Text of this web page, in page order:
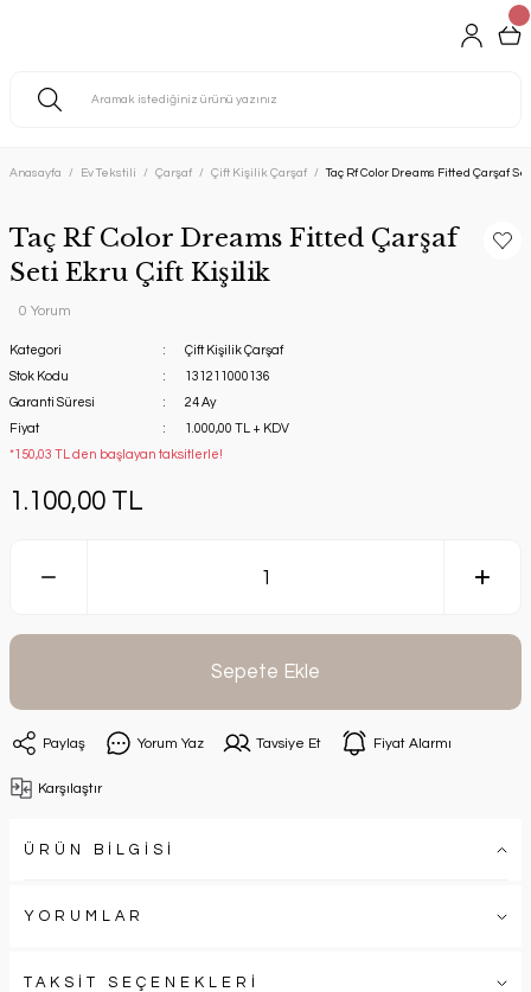
Anasayfa Ev Tekstili Çarşaf Çift Kişilik Çarşaf Taç Rf Color Dreams Fitted Çarşaf
Taç Rf Color Dreams Fitted Çarşaf
Seti Ekru Çift Kişilik
0 Yorum
Kategori
Çift Kişilik Çarşaf
Stok Kodu
131211000136
Garanti Süresi
24 Ay
Fiyat
1.000,00 TL + KDV
*150,03 TL den başlayan taksitlerle!
1.100,00 TL
Sepete Ekle
Paylaş Yorum Yaz Tavsiye Et Fiyat Alarmı
Karşılaştır
ÜRÜN BİLGİSİ
YORUMLAR
TAKSİT SEÇENEKLERİ